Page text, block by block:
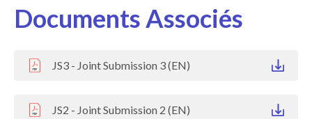
Documents Associés
JS3 - Joint Submission 3 (EN)
JS2 - Joint Submission 2 (EN)